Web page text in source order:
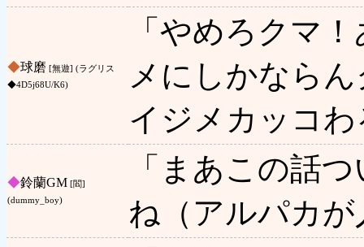
◆球磨 [無遊] (ラグリス
◆4D5j68U/K6)
「やめろクマ
メにしかなら
イジメカッコ
◆鈴蘭GM [閻]
(dummy_boy)
「まあこの話
ね（アルパカが